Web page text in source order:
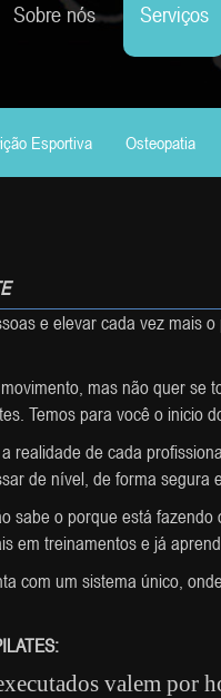
Sobre nós Serviços
Esportiva Osteopatia
e elevar cada vez mais
mas não quer
Temos para você o inicio
realidade de cada
de nível, de forma
sabe o porque está
em treinamentos e já
com um sistema único,
valem por